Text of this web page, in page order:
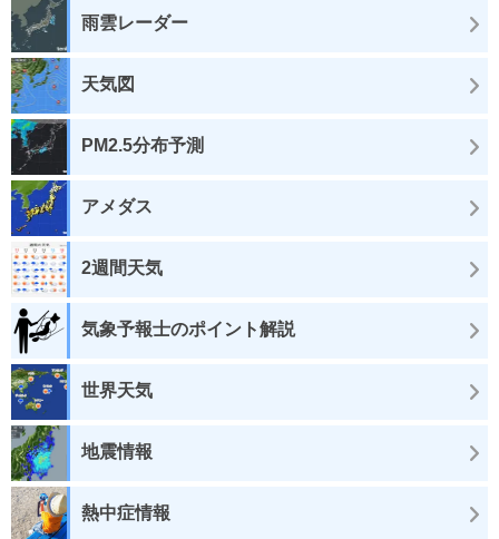
雨雲レーダー
天気図
PM2.5分布予測
アメダス
2週間天気
気象予報士のポイント解説
世界天気
地震情報
熱中症情報